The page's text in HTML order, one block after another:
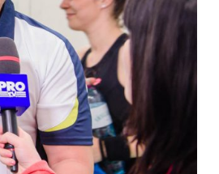
Upriserz
un potențial uriaș să ajungi la
prin transmiterea emoției
recomand tuturor clienților mei